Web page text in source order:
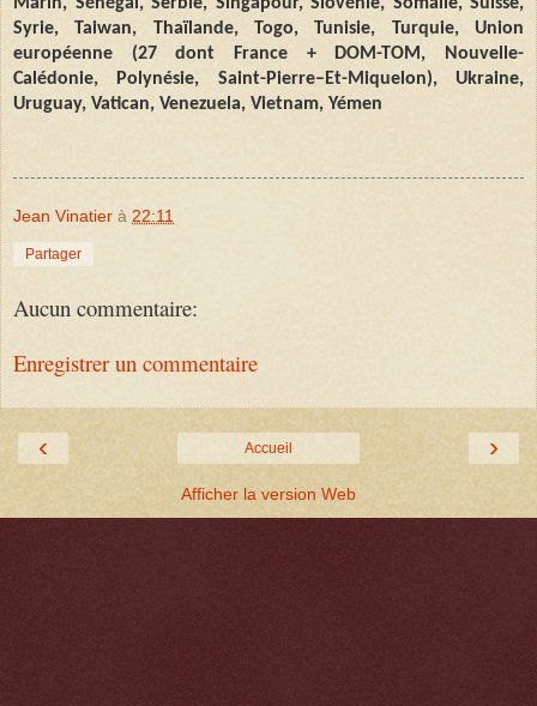
Syrie, Taiwan, Thaïlande, Togo, Tunisie, Turquie, Union
européenne (27 dont France + DOM-TOM, Nouvelle-
Calédonie, Polynésie, Saint-Pierre–Et-Miquelon), Ukraine,
Uruguay, Vatican, Venezuela, Vietnam, Yémen
Jean Vinatier à 22:11
Partager
Aucun commentaire:
Enregistrer un commentaire
‹ ›
Accueil
Afficher la version Web